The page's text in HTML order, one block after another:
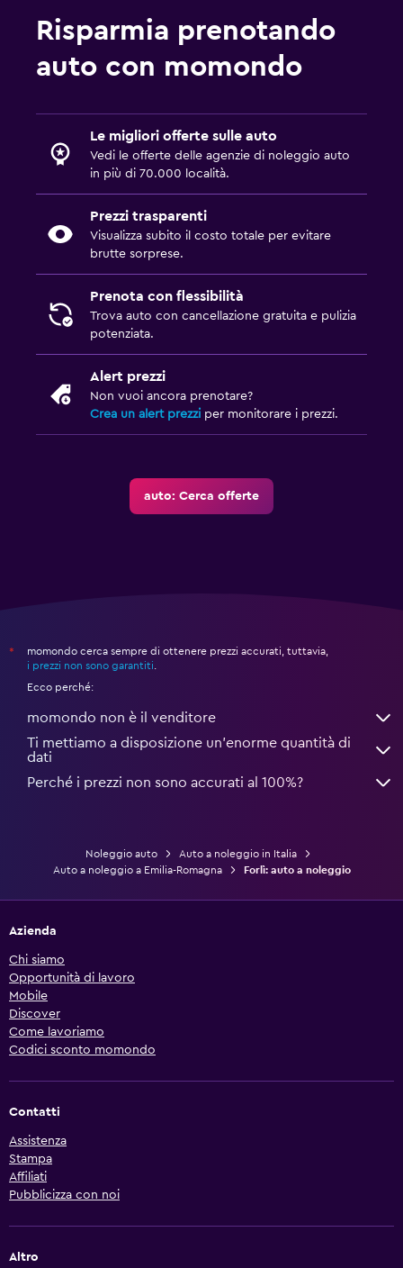
Risparmia prenotando
auto con momondo
Le migliori offerte sulle auto
Vedi le offerte delle agenzie di noleggio auto
in più di 70.000 località.
Prezzi trasparenti
Visualizza subito il costo totale per evitare
brutte sorprese.
Prenota con flessibilità
Trova auto con cancellazione gratuita e pulizia
potenziata.
Alert prezzi
Non vuoi ancora prenotare?
Crea un alert prezzi per monitorare i prezzi.
auto: Cerca offerte
*
momondo cerca sempre di ottenere prezzi accurati, tuttavia,
i prezzi non sono garantiti
Ecco perché:
momondo non è il venditore
Ti mettiamo a disposizione un’enorme quantità di
dati
Perché i prezzi non sono accurati al 100%?
Noleggio auto
Auto a noleggio in Italia
Auto a noleggio a Emilia-Romagna
Forlì: auto a noleggio
Azienda
Chi siamo
Opportunità di lavoro
Mobile
Discover
Come lavoriamo
Codici sconto momondo
Contatti
Assistenza
Stampa
Affiliati
Pubblicizza con noi
Altro